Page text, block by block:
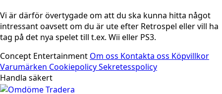
Vi är därför övertygade om att du ska kunna hitta något
intressant oavsett om du är ute efter Retrospel eller vill ha
tag på det nya spelet till t.ex. Wii eller PS3.
Concept Entertainment Om oss Kontakta oss Köpvillkor
Varumärken CookiepolicySekretesspolicy
Handla säkert